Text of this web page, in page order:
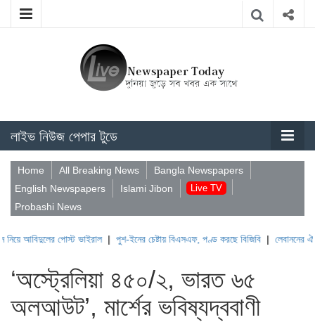
লাইভ নিউজ পেপার টুডে
Home All Breaking News
Bangla Newspapers
English Newspapers
Islami Jibon Live TV
Probashi News
পোস্ট ভাইরাল|পুশ-ইনের চেষ্টায় বিএসএফ, পণ্ড করছে বিজিবি|লেবাননের
‘অস্ট্রেলিয়া ৪৫০/২, ভারত ৬৫
অলআউট’, মার্শের ভবিষ্যদ্ববাণী